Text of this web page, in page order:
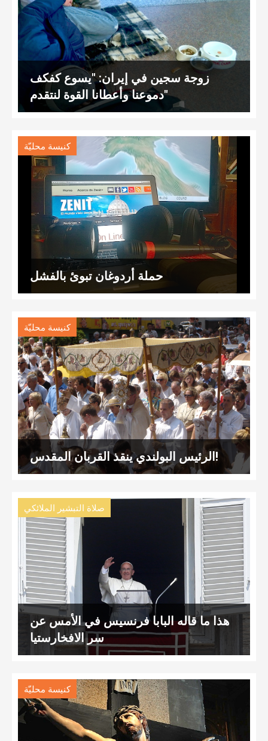
زوجة سجين في إيران: "يسوع كفكف
دموعنا وأعطانا القوة لنتقدم"
كنيسة محليّة
حملة أردوغان تبوئ بالفشل
كنيسة محليّة
الرئيس البولندي ينقذ القربان المقدس!
صلاة التبشير الملائكي
هذا ما قاله البابا فرنسيس في الأمس عن
سر الافخارستيا
كنيسة محليّة